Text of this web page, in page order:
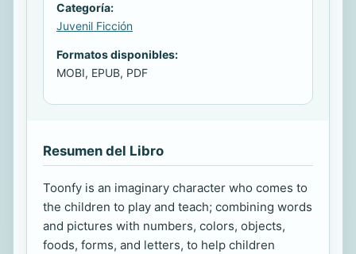
Categoría:
Juvenil Ficción
Formatos disponibles:
MOBI, EPUB, PDF
Resumen del Libro
Toonfy is an imaginary character who comes to
the children to play and teach; combining words
and pictures with numbers, colors, objects,
foods, forms, and letters, to help children